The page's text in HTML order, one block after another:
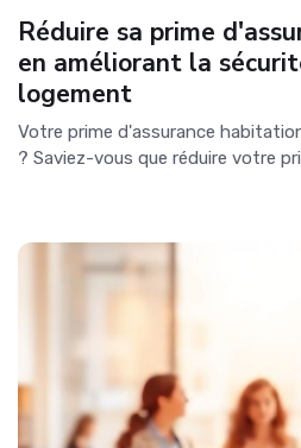
Réduire sa prime
en améliorant la
logement
Votre prime d'assurance
? Saviez-vous que réduire votre